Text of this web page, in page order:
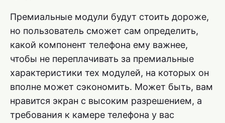
Премиальные модули будут стоить дороже,
но пользователь сможет сам определить,
какой компонент телефона ему важнее,
чтобы не переплачивать за премиальные
характеристики тех модулей, на которых он
вполне может сэкономить. Может быть, вам
нравится экран с высоким разрешением, а
требования к камере телефона у вас